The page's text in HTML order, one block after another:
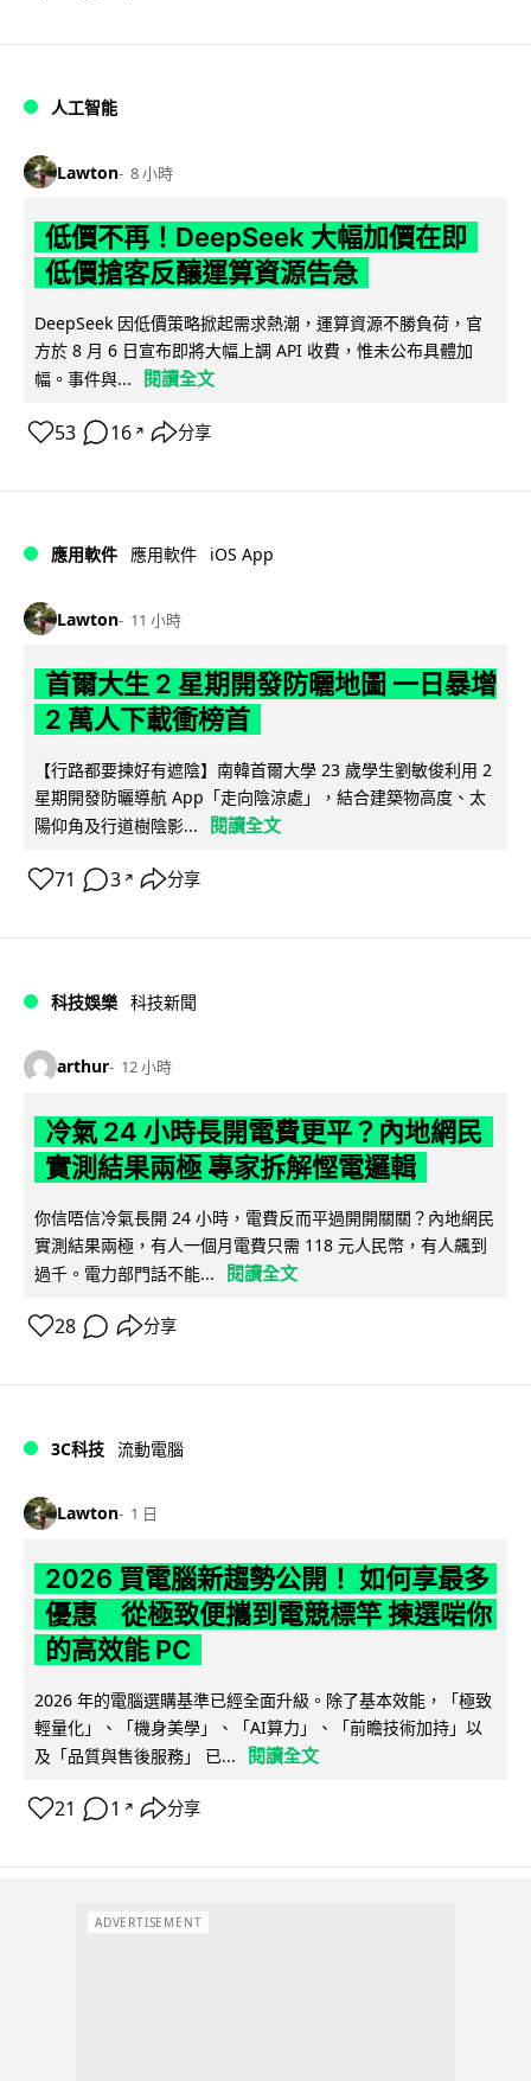
人工智能
Lawton 8 小時
低價不再！DeepSeek 大幅加價在即
低價搶客反釀運算資源告急
DeepSeek 因低價策略掀起需求熱潮，運算資源不勝負荷，官
方於 8 月 6 日宣布即將大幅上調 API 收費，惟未公布具體加
幅。事件與...
閱讀全文
53 16 ↗ 分享
應用軟件 應用軟件 iOS App
Lawton 11 小時
首爾大生 2 星期開發防曬地圖 一日暴增
2 萬人下載衝榜首
【行路都要揀好有遮陰】南韓首爾大學 23 歲學生劉敏俊利用 2
星期開發防曬導航 App「走向陰涼處」，結合建築物高度、太
陽仰角及行道樹陰影...
閱讀全文
71 3 ↗ 分享
科技娛樂 科技新聞
arthur 12 小時
冷氣 24 小時長開電費更平？內地網民
實測結果兩極 專家拆解慳電邏輯
你信唔信冷氣長開 24 小時，電費反而平過開開關關？內地網民
實測結果兩極，有人一個月電費只需 118 元人民幣，有人飆到
過千。電力部門話不能...
閱讀全文
28 分享
3C科技 流動電腦
Lawton 1 日
2026 買電腦新趨勢公開！ 如何享最多
優惠 從極致便攜到電競標竿 揀選啱你
的高效能 PC
2026 年的電腦選購基準已經全面升級。除了基本效能，「極致
輕量化」、「機身美學」、「AI算力」、「前瞻技術加持」以
及「品質與售後服務」 已...
閱讀全文
21 1 ↗ 分享
ADVERTISEMENT